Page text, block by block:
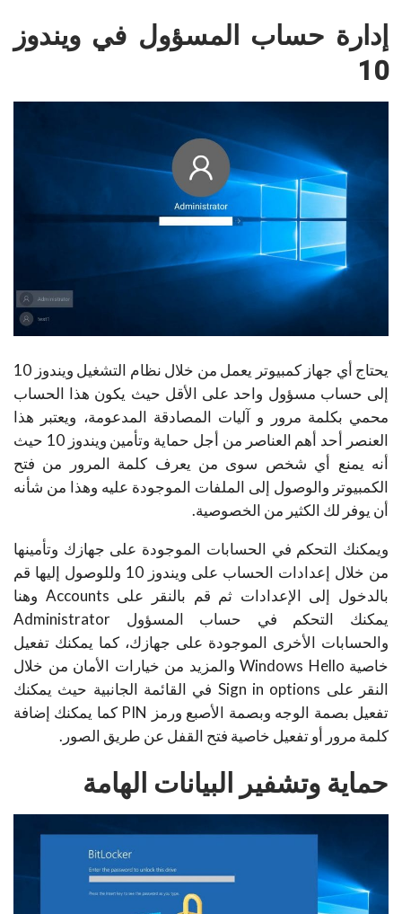
إدارة حساب المسؤول في ويندوز
10
يحتاج أي جهاز كمبيوتر يعمل من خلال نظام التشغيل ويندوز 10
إلى حساب مسؤول واحد على الأقل حيث يكون هذا الحساب
محمي بكلمة مرور و آليات المصادقة المدعومة، ويعتبر هذا
العنصر أحد أهم العناصر من أجل حماية وتأمين ويندوز 10 حيث
أنه يمنع أي شخص سوى من يعرف كلمة المرور من فتح
الكمبيوتر والوصول إلى الملفات الموجودة عليه وهذا من شأنه
أن يوفر لك الكثير من الخصوصية.
ويمكنك التحكم في الحسابات الموجودة على جهازك وتأمينها
من خلال إعدادات الحساب على ويندوز 10 وللوصول إليها قم
بالدخول إلى الإعدادات ثم قم بالنقر على Accounts وهنا
يمكنك التحكم في حساب المسؤول Administrator
والحسابات الأخرى الموجودة على جهازك، كما يمكنك تفعيل
خاصية Windows Hello والمزيد من خيارات الأمان من خلال
النقر على Sign in options في القائمة الجانبية حيث يمكنك
تفعيل بصمة الوجه وبصمة الأصبع ورمز PIN كما يمكنك إضافة
كلمة مرور أو تفعيل خاصية فتح القفل عن طريق الصور.
حماية وتشفير البيانات الهامة